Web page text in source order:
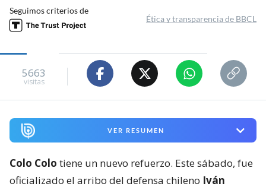
Seguimos criterios de
Ética y transparencia de BBCL
5663
visitas
VER RESUMEN
Colo Colo tiene un nuevo refuerzo. Este sábado, fue
oficializado el arribo del defensa chileno Iván